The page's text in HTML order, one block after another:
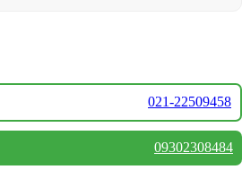
021-22509458
09302308484